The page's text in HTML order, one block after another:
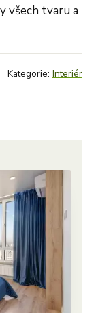
všech tvaru a
Kategorie: Interiér